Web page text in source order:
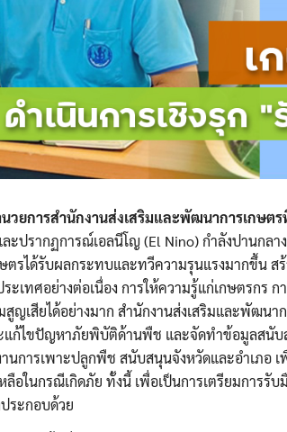
ยการสำนักงานส่งเสริมและพัฒนาการเกษต
ะปรากฏการณ์เอลนีโญ (El Nino) กำลังปานกล
ตรได้รับผลกระทบและทวีความรุนแรงมากขึ้น
ะเทศอย่างต่อเนื่อง การให้ความรู้แก่เกษตรกร
ญเสียได้อย่างมาก สำนักงานส่งเสริมและพัฒน
แก้ไขปัญหาภัยพิบัติด้านพืช และจัดทำข้อมูลสนั
การเพาะปลูกพืช สนับสนุนจังหวัดและอำเภอ เ
ลือในกรณีเกิดภัย ทั้งนี้ เพื่อเป็นการเตรียมการ
ระกอบด้วย